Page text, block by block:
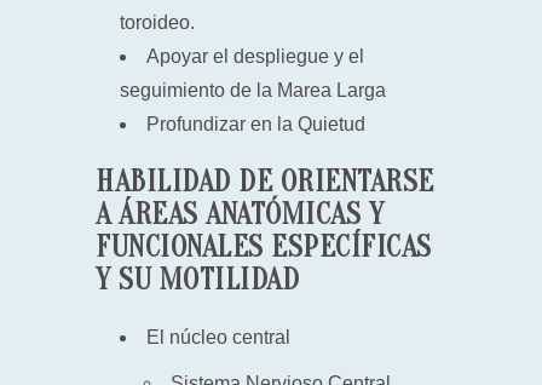
toroideo.
Apoyar el despliegue y el
seguimiento de la Marea Larga
Profundizar en la Quietud
HABILIDAD DE ORIENTARSE
A ÁREAS ANATÓMICAS Y
FUNCIONALES ESPECÍFICAS
Y SU MOTILIDAD
El núcleo central